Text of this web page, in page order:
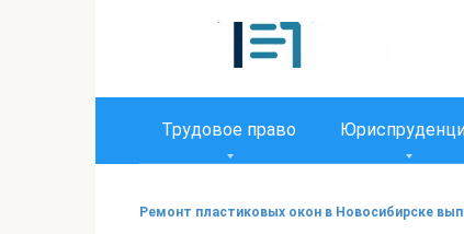
Трудовое право
Ремонт пластиковых окон в Новосибирске